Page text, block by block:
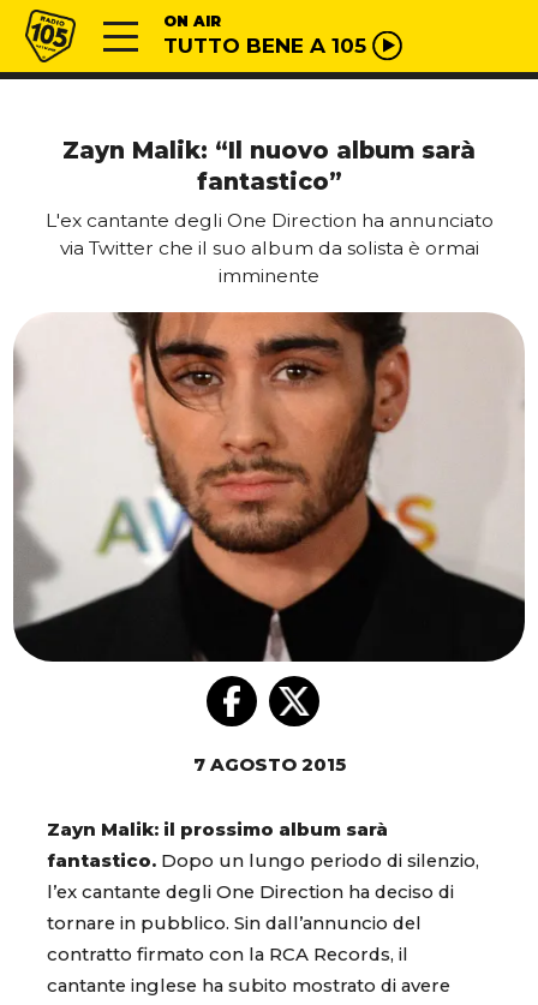
Vai al contenuto
Radio 105 ON AIR
TUTTO BENE A 105
Zayn Malik: “Il nuovo album sarà
fantastico”
L'ex cantante degli One Direction ha annunciato
via Twitter che il suo album da solista è ormai
imminente
7 AGOSTO 2015
Zayn Malik: il prossimo album sarà
fantastico. Dopo un lungo periodo di silenzio,
l’ex cantante degli One Direction ha deciso di
tornare in pubblico. Sin dall’annuncio del
contratto firmato con la RCA Records, il
cantante inglese ha subito mostrato di avere